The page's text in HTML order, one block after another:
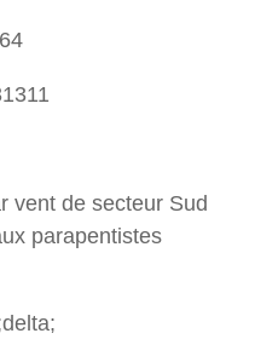
vent de secteur Sud
parapentistes